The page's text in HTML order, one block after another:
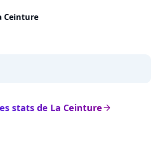
Ceinture
arrow_right
stats de La Ceinture